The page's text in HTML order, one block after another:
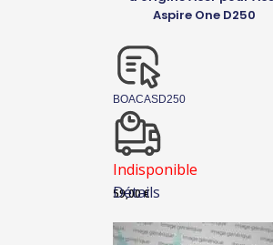
Détails
Aspire One D250
BOACASD250
Indisponible
59,00€